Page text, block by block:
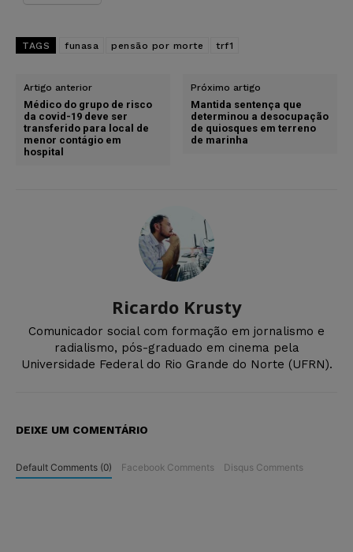
TAGS funasa pensão por morte trf1
Artigo anterior
Médico do grupo de risco
da covid-19 deve ser
transferido para local de
menor contágio em
hospital
Próximo artigo
Mantida sentença que
determinou a desocupação
de quiosques em terreno
de marinha
Ricardo Krusty
Comunicador social com formação em jornalismo e
radialismo, pós-graduado em cinema pela
Universidade Federal do Rio Grande do Norte (UFRN).
DEIXE UM COMENTÁRIO
Default Comments (0) Facebook Comments Disqus Comments